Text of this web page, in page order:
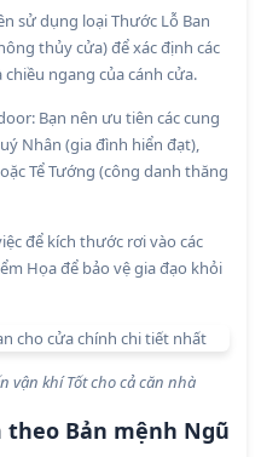
sử dụng loại Thước Lỗ Ban
thủy cửa) để xác định các
ngang của cánh cửa.
Bạn nên ưu tiên các cung
Nhân (gia đình hiển đạt),
Tể Tướng (công danh thăng
để kích thước rơi vào các
Họa để bảo vệ gia đạo khỏi
vận khí Tốt cho cả căn nhà
theo Bản mệnh Ngũ